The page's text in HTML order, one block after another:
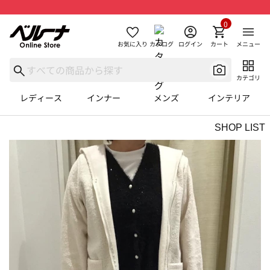
お気に入り カタログ ログイン カート
0
メニュー
カテゴリ
レディース インナー メンズ インテリア
SHOP LIST